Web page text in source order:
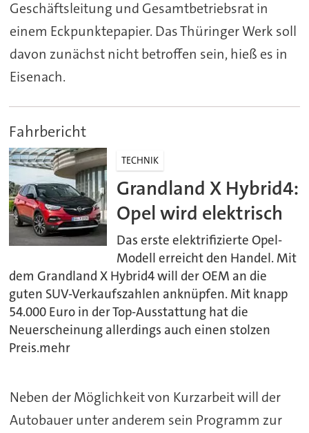
Geschäftsleitung und Gesamtbetriebsrat in
einem Eckpunktepapier. Das Thüringer Werk soll
davon zunächst nicht betroffen sein, hieß es in
Eisenach.
Fahrbericht
TECHNIK
Grandland X Hybrid4:
Opel wird elektrisch
Das erste elektrifizierte Opel-
Modell erreicht den Handel. Mit
dem Grandland X Hybrid4 will der OEM an die
guten SUV-Verkaufszahlen anknüpfen. Mit knapp
54.000 Euro in der Top-Ausstattung hat die
Neuerscheinung allerdings auch einen stolzen
Preis.mehr
Neben der Möglichkeit von Kurzarbeit will der
Autobauer unter anderem sein Programm zur